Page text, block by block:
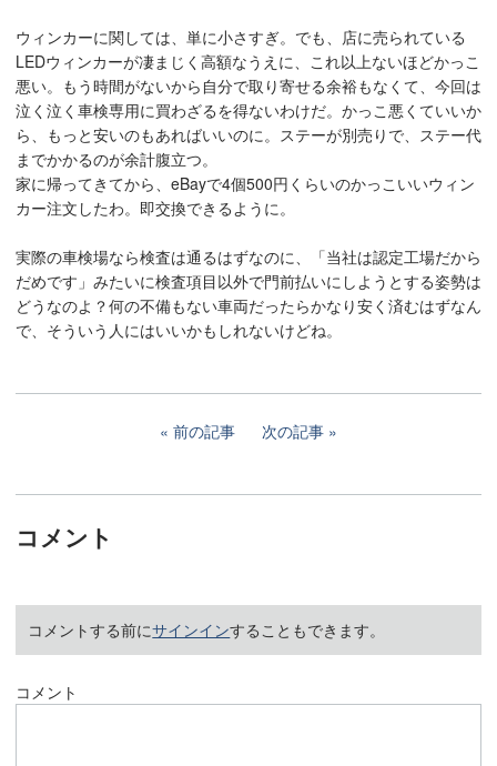
ウィンカーに関しては、単に小さすぎ。でも、店に売られている
LEDウィンカーが凄まじく高額なうえに、これ以上ないほどかっこ
悪い。もう時間がないから自分で取り寄せる余裕もなくて、今回は
泣く泣く車検専用に買わざるを得ないわけだ。かっこ悪くていいか
ら、もっと安いのもあればいいのに。ステーが別売りで、ステー代
までかかるのが余計腹立つ。
家に帰ってきてから、eBayで4個500円くらいのかっこいいウィン
カー注文したわ。即交換できるように。
実際の車検場なら検査は通るはずなのに、「当社は認定工場だから
だめです」みたいに検査項目以外で門前払いにしようとする姿勢は
どうなのよ？何の不備もない車両だったらかなり安く済むはずなん
で、そういう人にはいいかもしれないけどね。
前の記事 次の記事
コメント
コメントする前にサインインすることもできます。
コメント